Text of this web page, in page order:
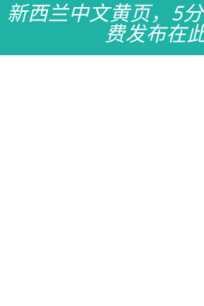
新西兰中文黄页，5
费发布在